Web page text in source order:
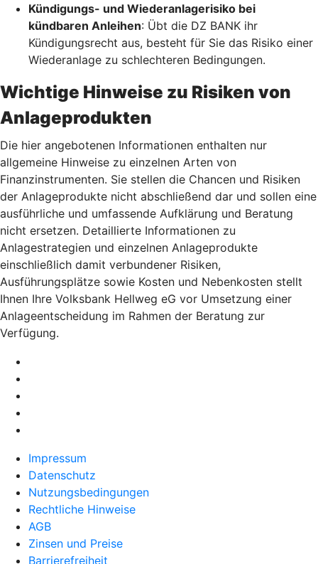
Kündigungs- und Wiederanlagerisiko bei
kündbaren Anleihen: Übt die DZ BANK ihr
Kündigungsrecht aus, besteht für Sie das Risiko einer
Wiederanlage zu schlechteren Bedingungen.
Wichtige Hinweise zu Risiken von
Anlageprodukten
Die hier angebotenen Informationen enthalten nur
allgemeine Hinweise zu einzelnen Arten von
Finanzinstrumenten. Sie stellen die Chancen und Risiken
der Anlageprodukte nicht abschließend dar und sollen eine
ausführliche und umfassende Aufklärung und Beratung
nicht ersetzen. Detaillierte Informationen zu
Anlagestrategien und einzelnen Anlageprodukte
einschließlich damit verbundener Risiken,
Ausführungsplätze sowie Kosten und Nebenkosten stellt
Ihnen Ihre Volksbank Hellweg eG vor Umsetzung einer
Anlageentscheidung im Rahmen der Beratung zur
Verfügung.
Impressum
Datenschutz
Nutzungsbedingungen
Rechtliche Hinweise
AGB
Zinsen und Preise
Barrierefreiheit